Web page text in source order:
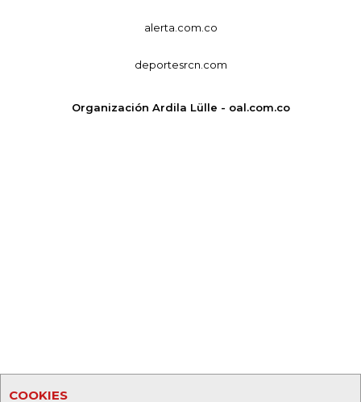
COOKIES
alerta.com.co
deportesrcn.com
Organización Ardila Lülle - oal.com.co